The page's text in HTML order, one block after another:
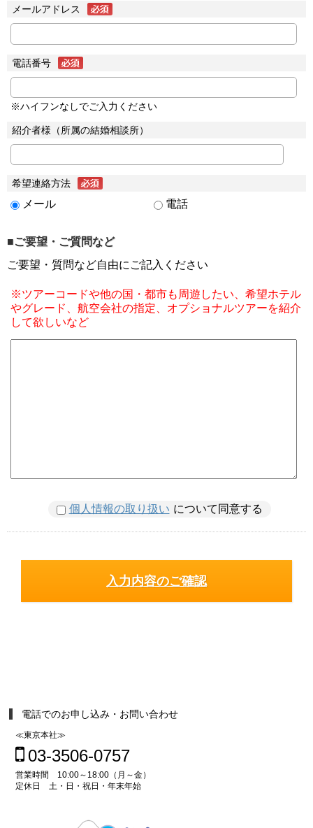
メールアドレス
電話番号
※ハイフンなしでご入力ください
紹介者様（所属の結婚相談所）
希望連絡方法
メール 電話
■ご要望・ご質問など
ご要望・質問など自由にご記入ください
※ツアーコードや他の国・都市も周遊したい、希望ホテル
やグレード、航空会社の指定、オプショナルツアーを紹介
して欲しいなど
個人情報の取り扱い について同意する
電話でのお申し込み・お問い合わせ
≪東京本社≫
03-3506-0757
営業時間 10:00～18:00（月～金）
定休日 土・日・祝日・年末年始